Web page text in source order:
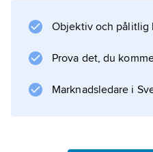
med väggar av
stolpkonstruktioner var
väggstolpar eller
Objektiv och pålitlig
Prova det, du
Marknadsledare i